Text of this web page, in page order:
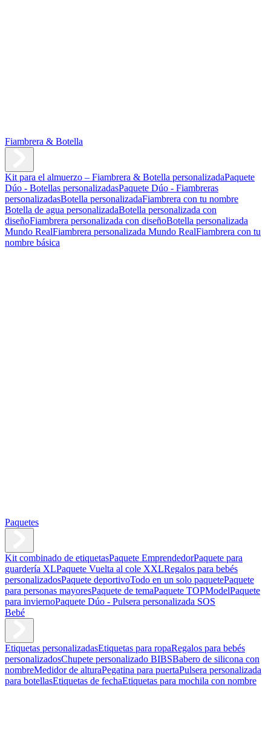
Fiambrera & Botella
Kit para el almuerzo – Fiambrera & Botella personalizadaPaquete
Dúo - Botellas personalizadasPaquete Dúo - Fiambreras
personalizadasBotella personalizadaFiambrera con tu nombre
Botella de agua personalizadaBotella personalizada con
diseñoFiambrera personalizada con diseñoBotella personalizada
Mundo RealFiambrera personalizada Mundo RealFiambrera con tu
nombre básica
Paquetes
Kit combinado de etiquetasPaquete EmprendedorPaquete para
guardería XLPaquete Vuelta al cole XXLRegalos para bebés
personalizadosPaquete deportivoTodo en un solo paquetePaquete
para personas mayoresPaquete de temaPaquete TOPModelPaquete
para inviernoPaquete Dúo - Pulsera personalizada SOS
Bebé
Etiquetas personalizadasEtiquetas para ropaRegalos para bebés
personalizadosChupete personalizado BIBSBabero de silicona con
nombreMedidor de alturaPegatina para puertaPulsera personalizada
para botellasEtiquetas de fechaEtiquetas para mochila con nombre